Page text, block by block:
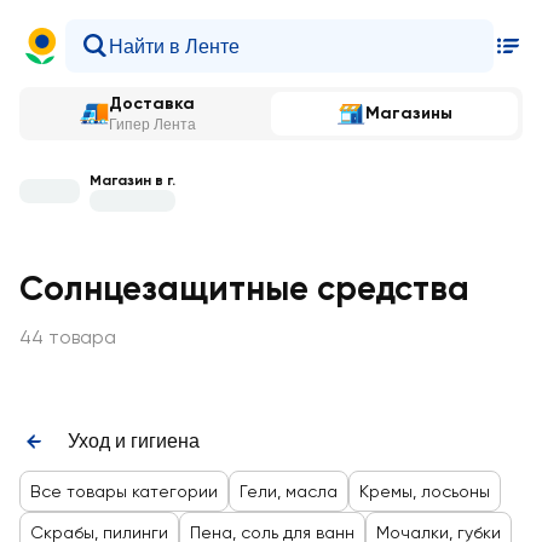
Доставка
Гипер Лента
Магазины
Магазин в г.
Солнцезащитные средства
44 товара
Уход и гигиена
Все товары категории Гели, масла Кремы, лосьоны
Скрабы, пилинги Пена, соль для ванн Мочалки, губки